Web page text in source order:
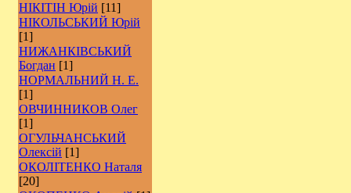
НІКІТІН Юрій [11]
НІКОЛЬСЬКИЙ Юрій
[1]
НИЖАНКІВСЬКИЙ
Богдан [1]
НОРМАЛЬНИЙ Н. Е.
[1]
ОВЧИННИКОВ Олег
[1]
ОГУЛЬЧАНСЬКИЙ
Олексій [1]
ОКОЛІТЕНКО Наталя
[20]